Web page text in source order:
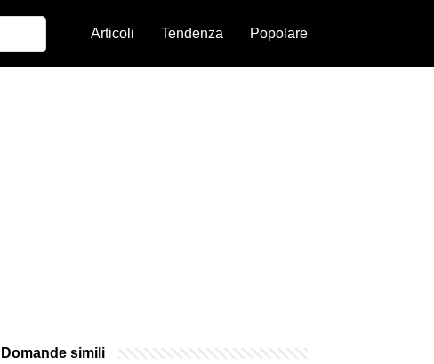
Articoli Tendenza Popolare
Domande simili